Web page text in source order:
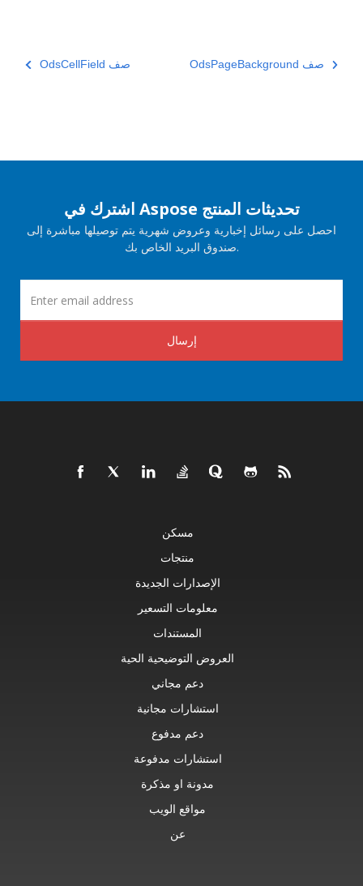
OdsCellField صف OdsPageBackground صف
اشترك في Aspose تحديثات المنتج
احصل على رسائل إخبارية وعروض شهرية يتم توصيلها مباشرة إلى
صندوق البريد الخاص بك.
إرسال
مسكن
منتجات
الإصدارات الجديدة
معلومات التسعير
المستندات
العروض التوضيحية الحية
دعم مجاني
استشارات مجانية
دعم مدفوع
استشارات مدفوعة
مدونة او مذكرة
مواقع الويب
عن